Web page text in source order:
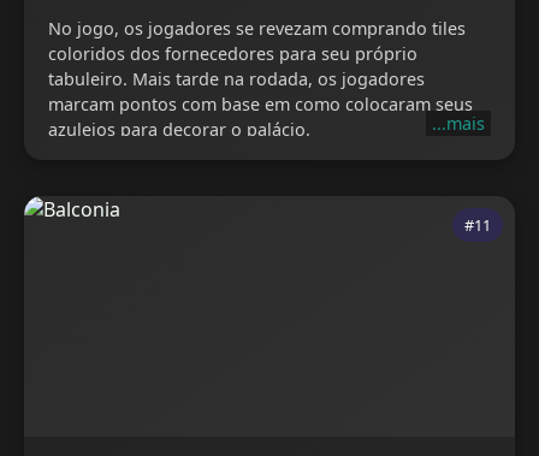
No jogo, os jogadores se revezam comprando tiles
coloridos dos fornecedores para seu próprio
tabuleiro. Mais tarde na rodada, os jogadores
marcam pontos com base em como colocaram seus
azulejos para decorar o palácio.
...mais
#11